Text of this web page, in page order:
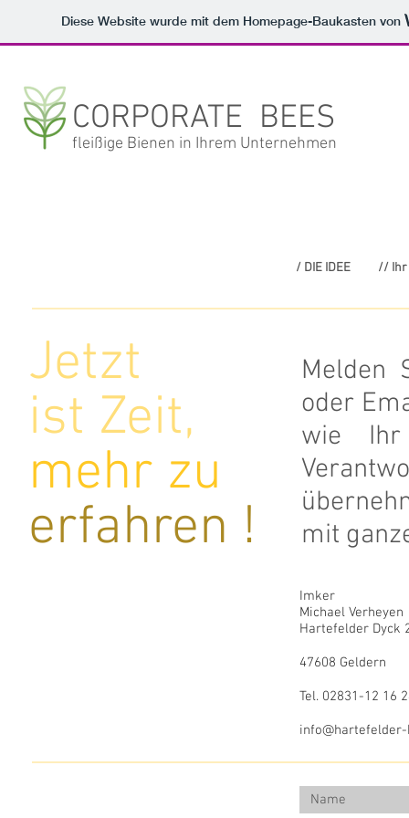
Diese Website wurde mit dem Homepage-Baukasten von
CORPORATE BEES
fleißige Bienen in Ihrem Unternehmen
/ DIE IDEE // Ihr
Jetzt
ist Zeit,
mehr zu
erfahren !
Melden
oder
wie Ihr
mit
Imker
Michael Verheyen
Hartefelder Dyck
47608 Geldern
Tel. 02831-12 16